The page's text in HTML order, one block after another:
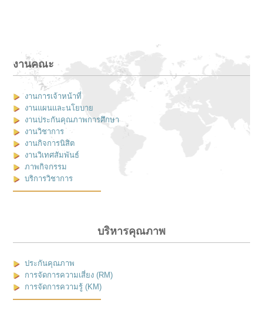
งานคณะ
งานการเจ้าหน้าที่
งานแผนและนโยบาย
งานประกันคุณภาพการศึกษา
งานวิชาการ
งานกิจการนิสิต
งานวิเทศสัมพันธ์
ภาพกิจกรรม
บริการวิชาการ
บริหารคุณภาพ
ประกันคุณภาพ
การจัดการความเสี่ยง (RM)
การจัดการความรู้ (KM)